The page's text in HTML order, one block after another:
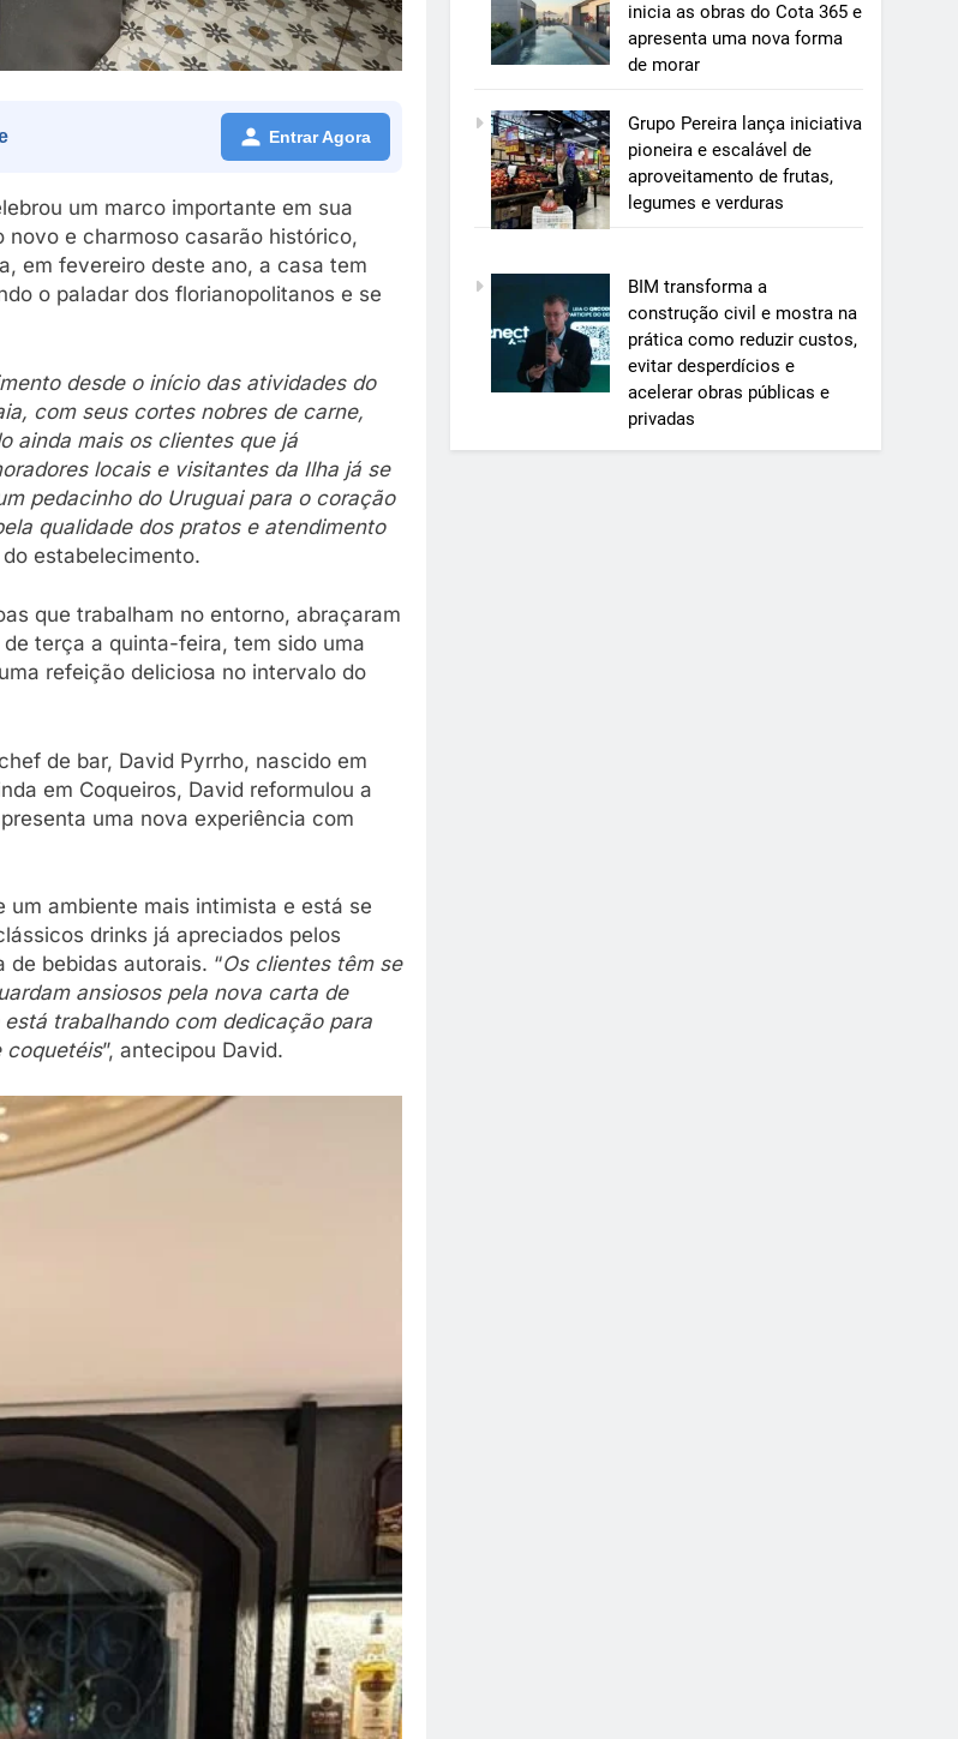
Entrar Agora
um marco importante em sua
e charmoso casarão histórico,
em fevereiro deste ano, a casa tem
o paladar dos florianopolitanos e se
desde o início das atividades do
com seus cortes nobres de carne,
ainda mais os clientes que já
locais e visitantes da Ilha já se
pedacinho do Uruguai para o coração
qualidade dos pratos e atendimento
estabelecimento.
que trabalham no entorno, abraçaram
terça a quinta-feira, tem sido uma
refeição deliciosa no intervalo do
de bar, David Pyrrho, nascido em
em Coqueiros, David reformulou a
uma nova experiência com
um ambiente mais intimista e está se
drinks já apreciados pelos
bebidas autorais. “Os clientes têm se
ansiosos pela nova carta de
trabalhando com dedicação para
coquetéis”, antecipou David.
inicia as obras do Cota 365 e
apresenta uma nova forma
de morar
Grupo Pereira lança iniciativa
pioneira e escalável de
aproveitamento de frutas,
legumes e verduras
BIM transforma a
construção civil e mostra na
prática como reduzir custos,
evitar desperdícios e
acelerar obras públicas e
privadas